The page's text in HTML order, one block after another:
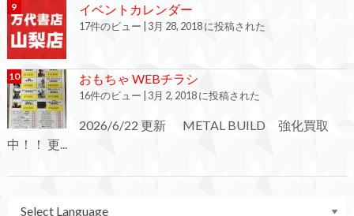
イベントカレンダー
17件のビュー 3月 28, 2018 に投稿された
おもちゃ WEBチラシ
16件のビュー 3月 2, 2018 に投稿された
2026/6/22 更新 METAL BUILD 強化買取
中！！ 更...